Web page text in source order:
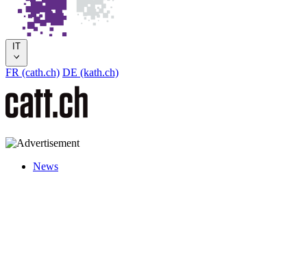
IT
FR (cath.ch) DE (kath.ch)
News